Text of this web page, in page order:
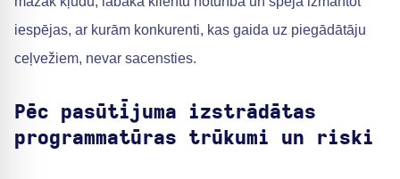
iespējas, ar kurām konkurenti, kas gaida uz piegādātāju
ceļvežiem, nevar sacensties.
Pēc pasūtījuma izstrādātas
programmatūras trūkumi un riski